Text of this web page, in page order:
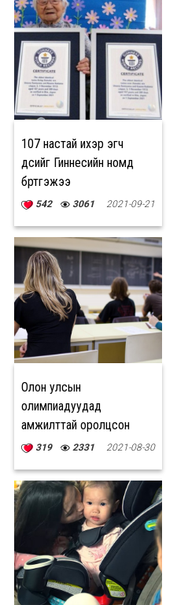
107 настай ихэр эгч
дүүсийг Гиннесийн номд
бүртгэжээ
542 3061 2021-09-21
Олон улсын
олимпиадуудад
амжилттай оролцсон
сурагчдад
нэрэмжит урамшуулал
олгоно
319 2331 2021-08-30